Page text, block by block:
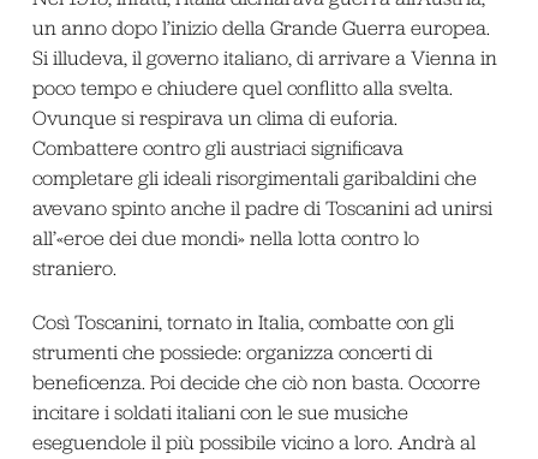
un anno dopo l’inizio della Grande Guerra europea.
Si illudeva, il governo italiano, di arrivare a Vienna in
poco tempo e chiudere quel conflitto alla svelta.
Ovunque si respirava un clima di euforia.
Combattere contro gli austriaci significava
completare gli ideali risorgimentali garibaldini che
avevano spinto anche il padre di Toscanini ad unirsi
all’«eroe dei due mondi» nella lotta contro lo
straniero.
Così Toscanini, tornato in Italia, combatte con gli
strumenti che possiede: organizza concerti di
beneficenza. Poi decide che ciò non basta. Occorre
incitare i soldati italiani con le sue musiche
eseguendole il più possibile vicino a loro. Andrà al